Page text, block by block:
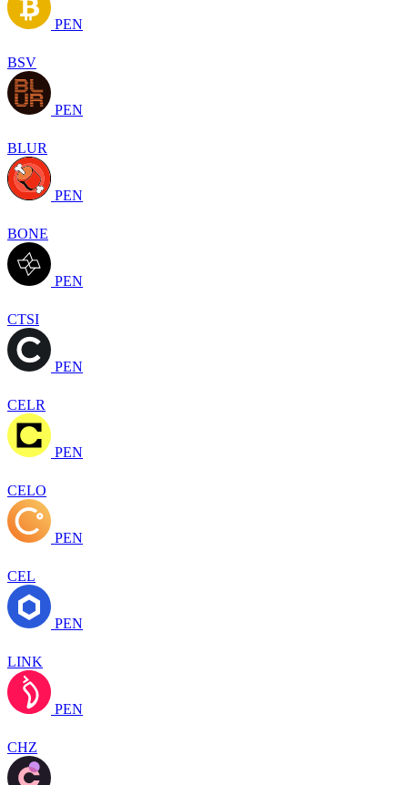
PEN
BSV
PEN
BLUR
PEN
BONE
PEN
CTSI
PEN
CELR
PEN
CELO
PEN
CEL
PEN
LINK
PEN
CHZ